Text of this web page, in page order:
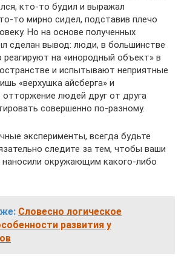
кто-то будил и выражал
то мирно сидел, подставив плечо
Но на основе полученных
сделан вывод: люди, в большинстве
реагируют на «инородный объект» в
и испытывают неприятные
«верхушка айсберга» и
отторжение людей друг от друга
совершенно по-разному.
эксперименты, всегда будьте
следите за тем, чтобы ваши
наносили окружающим какого-либо
Словесно логическое
развития у